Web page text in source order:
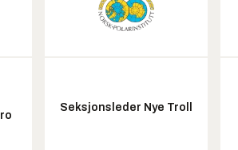
Seksjonsleder Nye Troll